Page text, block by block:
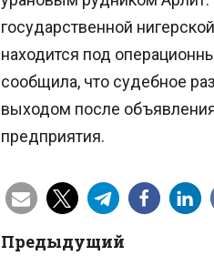
государственной
находится под
сообщила, что судебное
выходом после
предприятия.
Н
Предыдущий